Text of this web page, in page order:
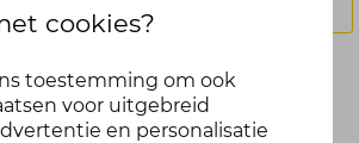
kun je een nieuwe discussie starten
en oog voor jezelf -
cookies?
toestemming om ook
voor uitgebreid
en personalisatie